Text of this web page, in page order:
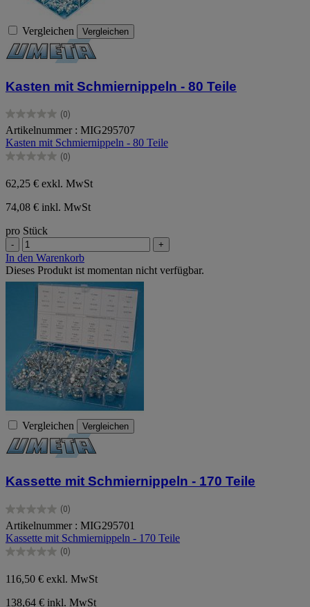
Vergleichen Vergleichen
Kasten mit Schmiernippeln - 80 Teile
(0)
0.0
von
5
Sternen.
Artikelnummer : MIG295707
Kasten mit Schmiernippeln - 80 Teile
(0)
0.0
5
62,25 € exkl. MwSt
74,08 € inkl. MwSt
pro Stück
- +
In den Warenkorb
Dieses Produkt ist momentan nicht verfügbar.
Vergleichen Vergleichen
Kassette mit Schmiernippeln - 170 Teile
(0)
0.0
von
5
Sternen.
Artikelnummer : MIG295701
Kassette mit Schmiernippeln - 170 Teile
(0)
0.0
5
116,50 € exkl. MwSt
138,64 € inkl. MwSt